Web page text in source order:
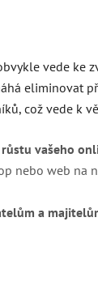
vede ke
eliminovat
což vede k
vašeho
nebo web na
a